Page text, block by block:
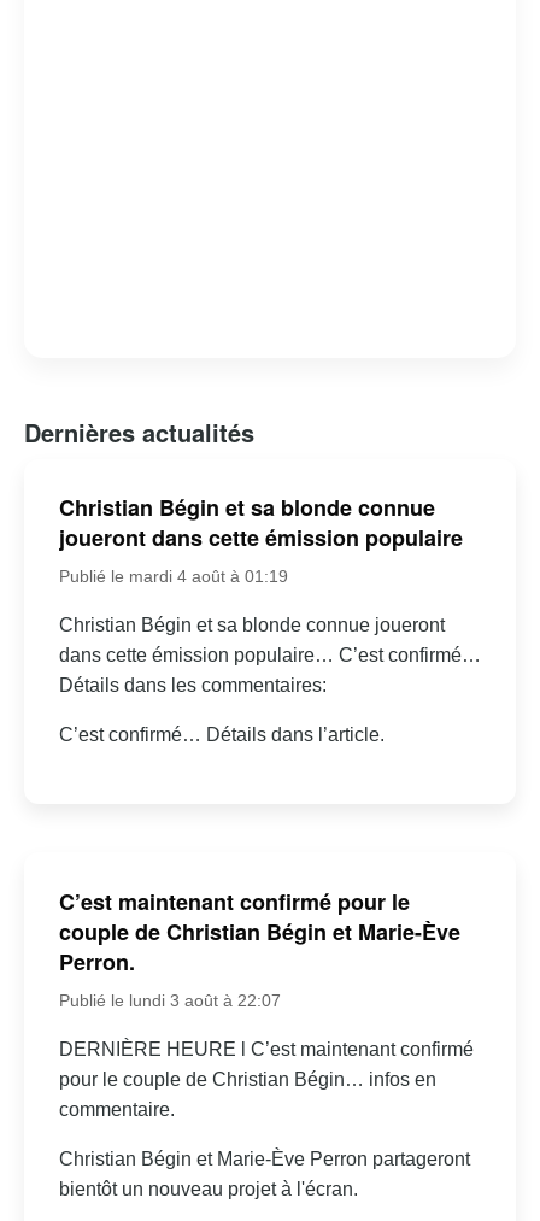
Dernières actualités
Christian Bégin et sa blonde connue
joueront dans cette émission populaire
Publié le mardi 4 août à 01:19
Christian Bégin et sa blonde connue joueront
dans cette émission populaire… C’est confirmé…
Détails dans les commentaires:
C’est confirmé… Détails dans l’article.
C’est maintenant confirmé pour le
couple de Christian Bégin et Marie-Ève
Perron.
Publié le lundi 3 août à 22:07
DERNIÈRE HEURE l C’est maintenant confirmé
pour le couple de Christian Bégin… infos en
commentaire.
Christian Bégin et Marie-Ève Perron partageront
bientôt un nouveau projet à l'écran.